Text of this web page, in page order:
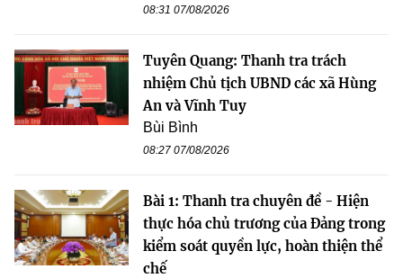
08:31 07/08/2026
Tuyên Quang: Thanh tra trách
nhiệm Chủ tịch UBND các xã Hùng
An và Vĩnh Tuy
Bùi Bình
08:27 07/08/2026
Bài 1: Thanh tra chuyên đề - Hiện
thực hóa chủ trương của Đảng trong
kiểm soát quyền lực, hoàn thiện thể
chế